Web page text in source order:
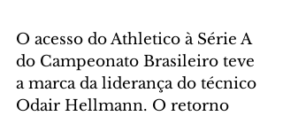
O acesso do Athletico à Série A
do Campeonato Brasileiro teve
a marca da liderança do técnico
Odair Hellmann. O retorno